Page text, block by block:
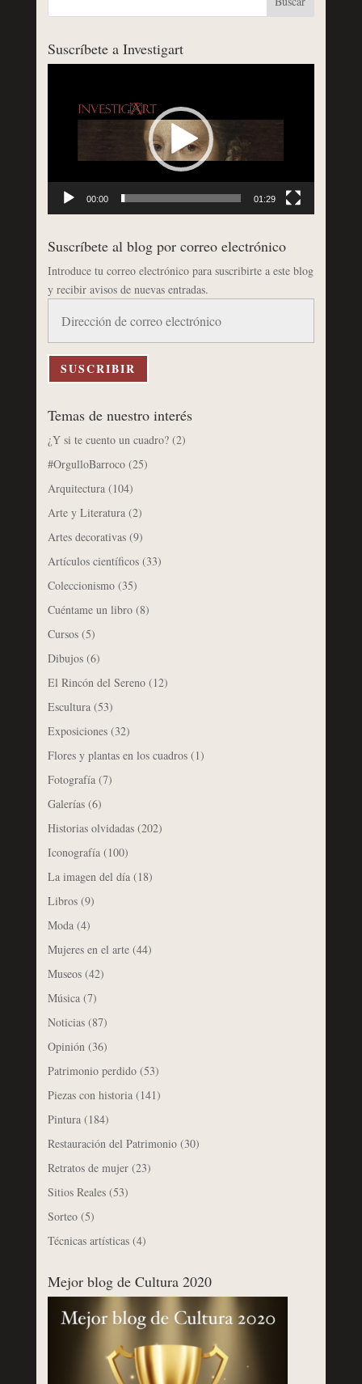
Suscríbete a Investigart
00:00 01:29
Suscríbete al blog por correo electrónico
Introduce tu correo electrónico para suscribirte a este blog
y recibir avisos de nuevas entradas.
correo
electrónico
SUSCRIBIR
Temas de nuestro interés
¿Y si te cuento un cuadro?(2)
#OrgulloBarroco(25)
Arquitectura(104)
Arte y Literatura(2)
Artes decorativas(9)
Artículos científicos(33)
Coleccionismo(35)
Cuéntame un libro(8)
Cursos(5)
Dibujos(6)
El Rincón del Sereno(12)
Escultura(53)
Exposiciones(32)
Flores y plantas en los cuadros(1)
Fotografía(7)
Galerías(6)
Historias olvidadas(202)
Iconografía(100)
La imagen del día(18)
Libros(9)
Moda(4)
Mujeres en el arte(44)
Museos(42)
Música(7)
Noticias(87)
Opinión (36)
Patrimonio perdido(53)
Piezas con historia(141)
Pintura(184)
Restauración del Patrimonio(30)
Retratos de mujer(23)
Sitios Reales(53)
Sorteo(5)
Técnicas artísticas(4)
Mejor blog de Cultura 2020